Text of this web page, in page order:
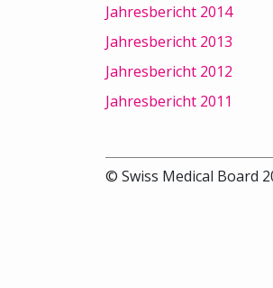
Jahresbericht 2014
Jahresbericht 2013
Jahresbericht 2012
Jahresbericht 2011
© Swiss Medical Board